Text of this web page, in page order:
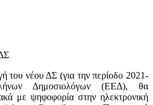
του νέου ΔΣ (για την περίοδο 2021-
Δημοσιολόγων (ΕΕΔ), θα
με ψηφοφορία στην ηλεκτρονική